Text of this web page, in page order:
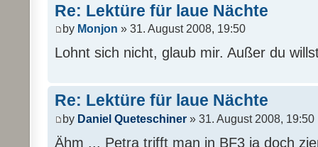
Re: Lektüre für laue Nächte
by Monjon » 31. August 2008, 19:50
Lohnt sich nicht, glaub mir. Außer du
Re: Lektüre für laue Nächte
by Daniel Queteschiner » 31. August 2008, 19:50
Ähm ... Petra trifft man in BF3 ja doch